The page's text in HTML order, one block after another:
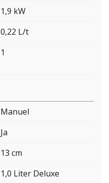
1,9 kW
0,22 L/t
1
Manuel
Ja
13 cm
1,0 Liter Deluxe